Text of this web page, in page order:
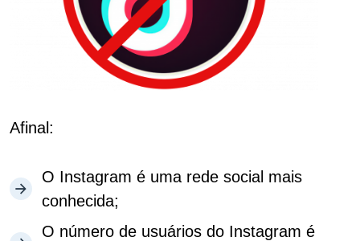
Afinal:
O Instagram é uma rede social mais
conhecida;
O número de usuários do Instagram é